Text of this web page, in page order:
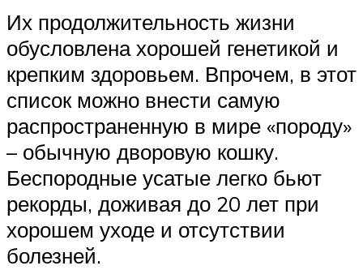
Их продолжительность жизни
обусловлена хорошей генетикой и
крепким здоровьем. Впрочем, в этот
список можно внести самую
распространенную в мире «породу»
– обычную дворовую кошку.
Беспородные усатые легко бьют
рекорды, доживая до 20 лет при
хорошем уходе и отсутствии
болезней.